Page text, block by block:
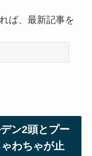
ば、最新記事を
ン2頭とプー
わちゃが止